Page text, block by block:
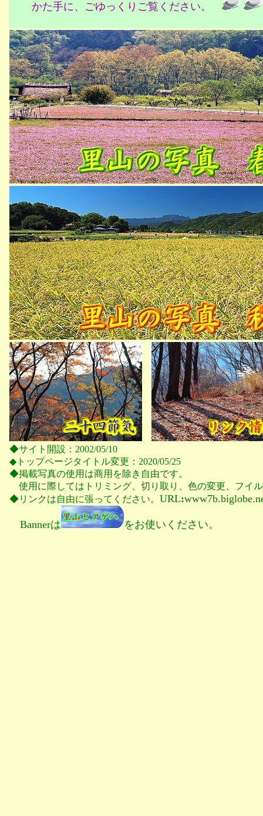
かた手に、ごゆっくりご覧ください。
◆サイト開設：2002/05/10
◆トップページタイトル変更：2020/05/25
◆掲載写真の使用は商用を除き自由です。
使用に際してはトリミング、切り取り、色の変更、フイ
◆リンクは自由に張ってください。 URL:
Bannerは をお使いください。